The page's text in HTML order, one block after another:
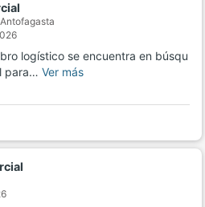
Antofagasta
logístico se encuentra en búsqu
para… Ver más